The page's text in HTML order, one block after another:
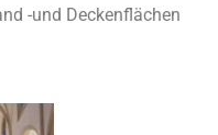
-und Deckenflächen